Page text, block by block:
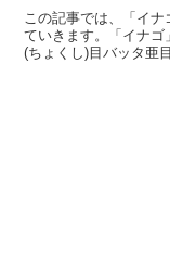
この記事では、「イ
ていきます。「イナゴ
(ちょくし)目バッタ亜